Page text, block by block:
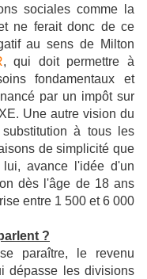
sociales comme la
ne ferait donc de ce
au sens de Milton
, qui doit permettre à
fondamentaux et
par un impôt sur
Une autre vision du
à tous les
de simplicité que
avance l'idée d'un
dès l'âge de 18 ans
entre 1 500 et 6 000
?
paraître, le revenu
dépasse les divisions